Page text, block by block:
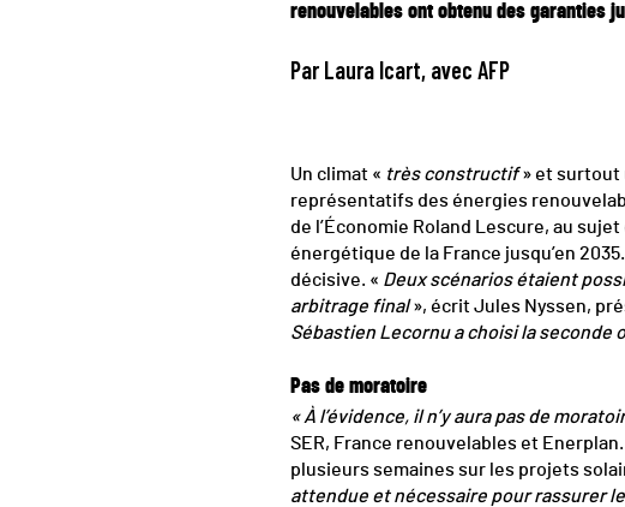
renouvelables ont obtenu des garanties
Par Laura Icart, avec AFP
Un climat « très constructif» et surtout
représentatifs des énergies
de l’Économie Roland Lescure, au
énergétique de la France jusqu’en
décisive. « Deux scénarios étaient
arbitrage final», écrit Jules Nyssen,
Sébastien Lecornu a choisi la seconde
Pas de moratoire
« À l’évidence, il n’y aura pas de
SER, France renouvelables et
plusieurs semaines sur les projets
attendue et nécessaire pour rassurer